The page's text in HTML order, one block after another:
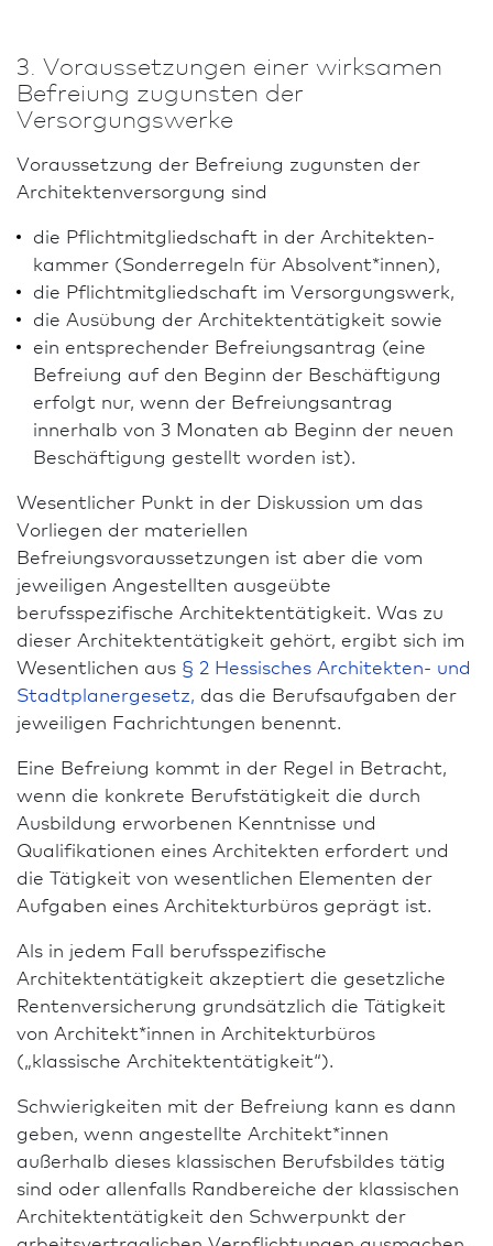
3. Voraussetzungen einer wirksamen
Befreiung zugunsten der
Versorgungswerke
Voraussetzung der Befreiung zugunsten der
Architektenversorgung sind
die Pflicht­mitgliedschaft in der Architekten­
kammer (Sonder­regeln für Absolvent*innen),
die Pflicht­mitgliedschaft im Versorgungswerk,
die Ausübung der Architektentätigkeit sowie
ein entsprechender Befreiungs­antrag (eine
Befreiung auf den Beginn der Beschäftigung
erfolgt nur, wenn der Befreiungs­antrag
innerhalb von 3 Monaten ab Beginn der neuen
Beschäftigung gestellt worden ist).
Wesentlicher Punkt in der Diskussion um das
Vorliegen der materiellen
Befreiungsvoraussetzungen ist aber die vom
jeweiligen Angestellten ausgeübte
berufsspezifische Architektentätigkeit. Was zu
dieser Architektentätigkeit gehört, ergibt sich im
Wesentlichen aus § 2 Hessisches Architekten- und
Stadt­planergesetz, das die Berufs­aufgaben der
jeweiligen Fach­richtungen benennt.
Eine Befreiung kommt in der Regel in Betracht,
wenn die konkrete Berufstätigkeit die durch
Ausbildung erworbenen Kenntnisse und
Qualifikationen eines Architekten erfordert und
die Tätigkeit von wesentlichen Elementen der
Aufgaben eines Archi­tekturbüros geprägt ist.
Als in jedem Fall berufsspezifische
Architektentätigkeit akzeptiert die gesetzliche
Renten­versicherung grundsätzlich die Tätigkeit
von Architekt*innen in Archi­tekturbüros
(„klassische Architektentätigkeit“).
Schwierigkeiten mit der Befreiung kann es dann
geben, wenn angestellte Architekt*innen
außerhalb dieses klassischen Berufs­bildes tätig
sind oder allenfalls Randbereiche der klassischen
Architektentätigkeit den Schwer­punkt der